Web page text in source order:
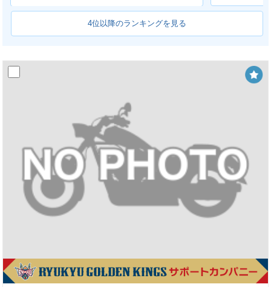
4位以降のランキングを見る